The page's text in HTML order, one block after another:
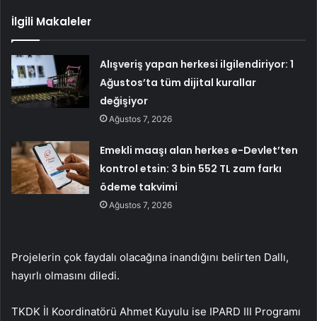
İlgili Makaleler
Alışveriş yapan herkesi ilgilendiriyor: 1
Ağustos’ta tüm dijital kurallar
değişiyor
Ağustos 7, 2026
Emekli maaşı alan herkes e-Devlet’ten
kontrol etsin: 3 bin 552 TL zam farkı
ödeme takvimi
Ağustos 7, 2026
Projelerin çok faydalı olacağına inandığını belirten Dallı,
hayırlı olmasını diledi.
TKDK İl Koordinatörü Ahmet Kuyulu ise IPARD III Programı